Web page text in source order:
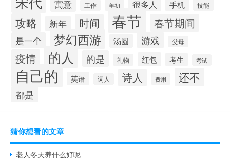
寓意 工作 年初 很多人 手机 技能
攻略 新年 时间 春节 春节期间
是一个 梦幻西游 汤圆 游戏 父母
疫情 的人 的是 礼物 红包 考生 考试
自己的 英语 词人 诗人 费用 还不
都是
猜你想看的文章
老人冬天养什么好呢